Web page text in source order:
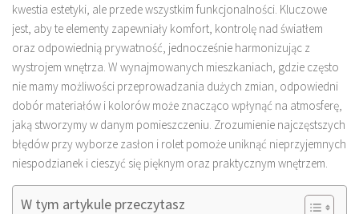
kwestia estetyki, ale przede wszystkim funkcjonalności. Kluczowe
jest, aby te elementy zapewniały komfort, kontrolę nad światłem
oraz odpowiednią prywatność, jednocześnie harmonizując z
wystrojem wnętrza. W wynajmowanych mieszkaniach, gdzie często
nie mamy możliwości przeprowadzania dużych zmian, odpowiedni
dobór materiałów i kolorów może znacząco wpłynąć na atmosferę,
jaką stworzymy w danym pomieszczeniu. Zrozumienie najczęstszych
błędów przy wyborze zasłon i rolet pomoże uniknąć nieprzyjemnych
niespodzianek i cieszyć się pięknym oraz praktycznym wnętrzem.
W tym artykule przeczytasz